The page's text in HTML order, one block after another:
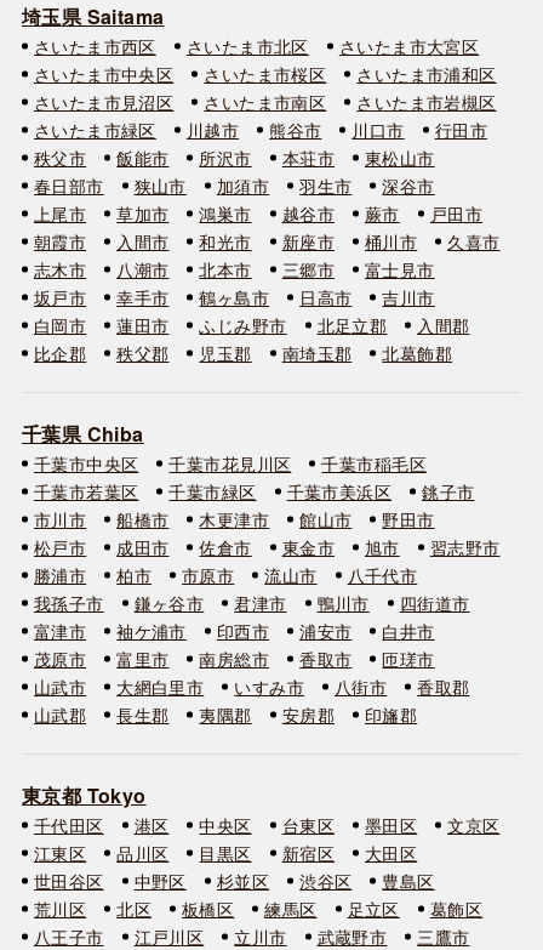
埼玉県 Saitama
さいたま市西区 さいたま市北区
さいたま市大宮区
さいたま市中央区
さいたま市桜区
さいたま市浦和区
さいたま市見沼区
さいたま市南区
さいたま市岩槻区
さいたま市緑区
川越市 熊谷市 川口市
行田市
秩父市
飯能市 所沢市 本荘市
東松山市
春日部市
狭山市 加須市 羽生市
深谷市
上尾市
草加市 鴻巣市 越谷市 蕨市
戸田市
朝霞市
入間市 和光市 新座市 桶川市
久喜市
志木市
八潮市 北本市 三郷市
富士見市
坂戸市
幸手市 鶴ヶ島市 日高市
吉川市
白岡市
蓮田市 ふじみ野市 北足立郡
入間郡
比企郡
秩父郡 児玉郡 南埼玉郡 北葛飾郡
千葉県 Chiba
千葉市中央区 千葉市花見川区
千葉市稲毛区
千葉市若葉区
千葉市緑区 千葉市美浜区
銚子市
市川市
船橋市 木更津市 館山市
野田市
松戸市
成田市 佐倉市 東金市 旭市
習志野市
勝浦市
柏市 市原市 流山市
八千代市
我孫子市
鎌ヶ谷市 君津市 鴨川市
四街道市
富津市
袖ケ浦市 印西市 浦安市
白井市
茂原市
富里市 南房総市 香取市
匝瑳市
山武市
大網白里市 いすみ市 八街市
香取郡
山武郡
長生郡 夷隅郡 安房郡 印旛郡
東京都 Tokyo
千代田区 港区 中央区 台東区 墨田区
文京区
江東区
品川区 目黒区 新宿区
大田区
世田谷区
中野区 杉並区 渋谷区
豊島区
荒川区
北区 板橋区 練馬区 足立区
葛飾区
八王子市
江戸川区 立川市 武蔵野市
三鷹市